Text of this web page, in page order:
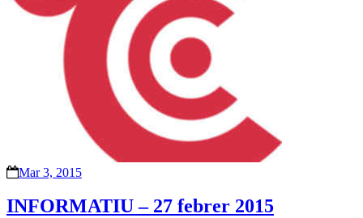
Mar 3, 2015
INFORMATIU – 27 febrer 2015